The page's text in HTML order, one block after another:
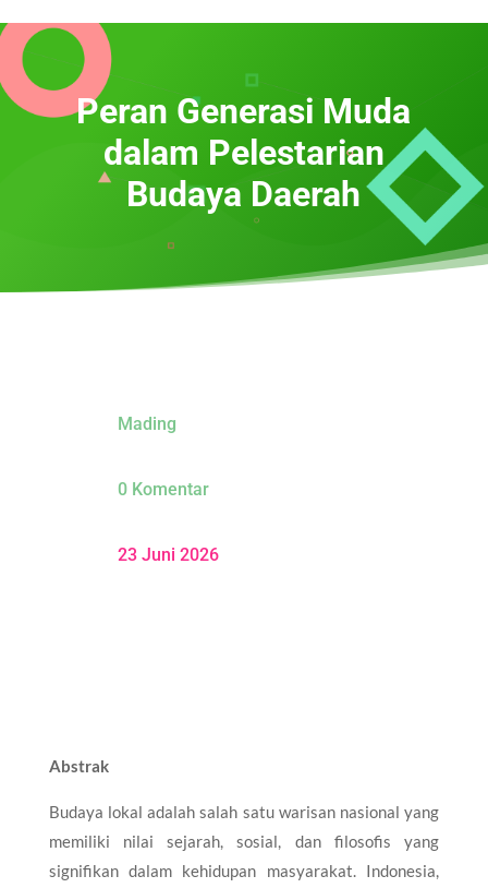
Peran Generasi Muda
dalam Pelestarian
Budaya Daerah
Mading
0 Komentar
23 Juni 2026
Abstrak
Budaya lokal adalah salah satu warisan nasional yang
memiliki nilai sejarah, sosial, dan filosofis yang
signifikan dalam kehidupan masyarakat. Indonesia,